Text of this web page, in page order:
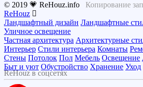
© 2019 💗 ReHouz.info Копирование
ReHouz
Ландшафтный дизайн Ландшафтные
Уличное освещение
Частная архитектура Архитектурные
Интерьер Стили интерьера Комнаты
Стены Потолок Пол Мебель Освещение
Быт и уют Обустройство Хранение Уход
ReHouz в соцсетях